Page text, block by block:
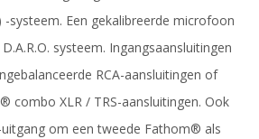
-systeem. Een gekalibreerde microfoon
systeem. Ingangsaansluitingen
RCA-aansluitingen of
combo XLR / TRS-aansluitingen. Ook
uitgang om een ​​tweede Fathom® als